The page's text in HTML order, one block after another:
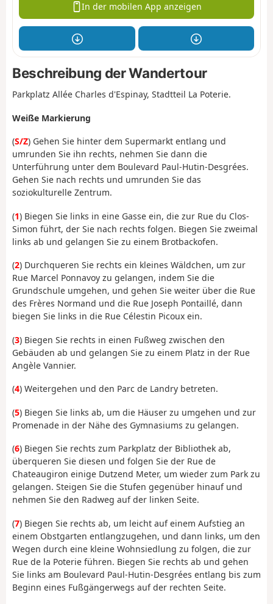
In der mobilen App anzeigen
Beschreibung der Wandertour
Parkplatz Allée Charles d'Espinay, Stadtteil La Poterie.
Weiße Markierung
(S/Z) Gehen Sie hinter dem Supermarkt entlang und
umrunden Sie ihn rechts, nehmen Sie dann die
Unterführung unter dem Boulevard Paul-Hutin-Desgrées.
Gehen Sie nach rechts und umrunden Sie das
soziokulturelle Zentrum.
(1) Biegen Sie links in eine Gasse ein, die zur Rue du Clos-
Simon führt, der Sie nach rechts folgen. Biegen Sie zweimal
links ab und gelangen Sie zu einem Brotbackofen.
(2) Durchqueren Sie rechts ein kleines Wäldchen, um zur
Rue Marcel Ponnavoy zu gelangen, indem Sie die
Grundschule umgehen, und gehen Sie weiter über die Rue
des Frères Normand und die Rue Joseph Pontaillé, dann
biegen Sie links in die Rue Célestin Picoux ein.
(3) Biegen Sie rechts in einen Fußweg zwischen den
Gebäuden ab und gelangen Sie zu einem Platz in der Rue
Angèle Vannier.
(4) Weitergehen und den Parc de Landry betreten.
(5) Biegen Sie links ab, um die Häuser zu umgehen und zur
Promenade in der Nähe des Gymnasiums zu gelangen.
(6) Biegen Sie rechts zum Parkplatz der Bibliothek ab,
überqueren Sie diesen und folgen Sie der Rue de
Chateaugiron einige Dutzend Meter, um wieder zum Park zu
gelangen. Steigen Sie die Stufen gegenüber hinauf und
nehmen Sie den Radweg auf der linken Seite.
(7) Biegen Sie rechts ab, um leicht auf einem Aufstieg an
einem Obstgarten entlangzugehen, und dann links, um den
Wegen durch eine kleine Wohnsiedlung zu folgen, die zur
Rue de la Poterie führen. Biegen Sie rechts ab und gehen
Sie links am Boulevard Paul-Hutin-Desgrées entlang bis zum
Beginn eines Fußgängerwegs auf der rechten Seite.